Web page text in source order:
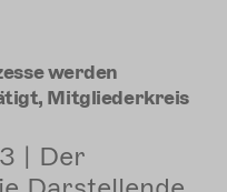
werden
Mitgliederkreis
| Der